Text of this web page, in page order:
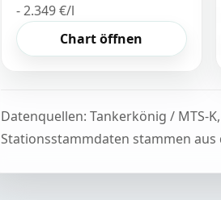
- 2.349 €/l
Chart öffnen
Datenquellen: Tankerkönig / MTS-
Stationsstammdaten stammen